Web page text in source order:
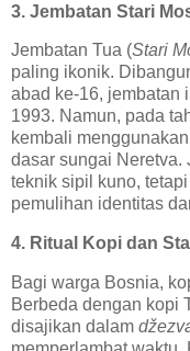
3. Jembatan Stari
Jembatan Tua (Stari
paling ikonik.
abad ke-16, jembatan
1993. Namun, pada
kembali
dasar sungai Neretva.
teknik sipil kuno,
pemulihan identitas
4. Ritual Kopi dan
Bagi warga Bosnia,
Berbeda dengan kopi
disajikan dalam